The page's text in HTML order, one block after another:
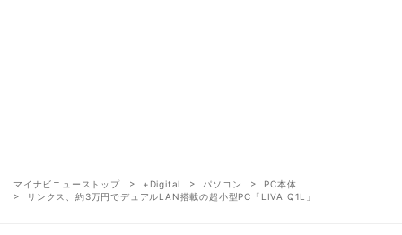
マイナビニューストップ +Digital パソコン
PC本体
リンクス、約3万円でデュアルLAN搭載の超小型PC「LIVA Q1L」